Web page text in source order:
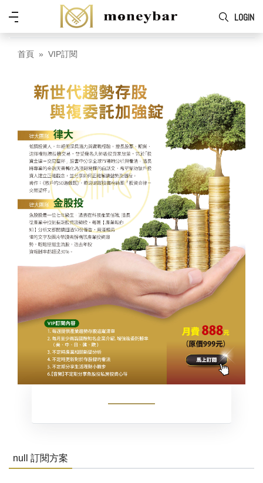
Skip to main content
LOGIN
功
首頁 VIP訂閱
null 訂閱方案